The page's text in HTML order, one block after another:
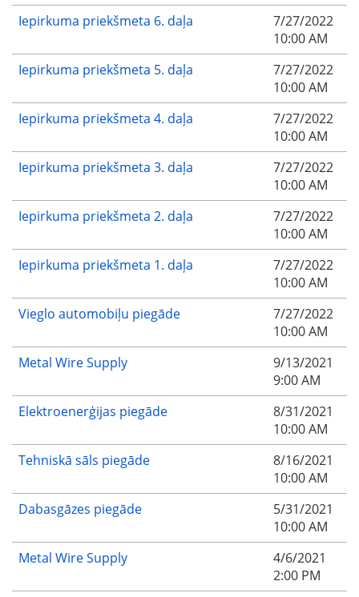
Iepirkuma priekšmeta 6. daļa
7/27/2022
10:00 AM
Iepirkuma priekšmeta 5. daļa
7/27/2022
10:00 AM
Iepirkuma priekšmeta 4. daļa
7/27/2022
10:00 AM
Iepirkuma priekšmeta 3. daļa
7/27/2022
10:00 AM
Iepirkuma priekšmeta 2. daļa
7/27/2022
10:00 AM
Iepirkuma priekšmeta 1. daļa
7/27/2022
10:00 AM
Vieglo automobiļu piegāde
7/27/2022
10:00 AM
Metal Wire Supply
9/13/2021
9:00 AM
Elektroenerģijas piegāde
8/31/2021
10:00 AM
Tehniskā sāls piegāde
8/16/2021
10:00 AM
Dabasgāzes piegāde
5/31/2021
10:00 AM
Metal Wire Supply
4/6/2021
2:00 PM